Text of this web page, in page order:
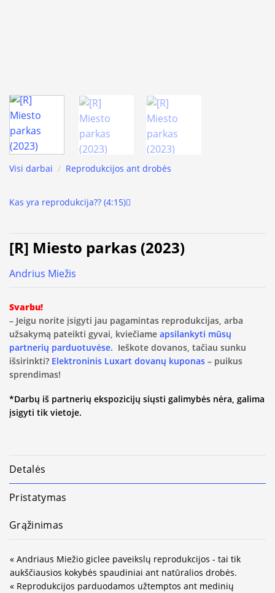
Visi darbai / Reprodukcijos ant drobės
Kas yra reprodukcija?? (4:15)
[R] Miesto parkas (2023)
Andrius Miežis
Svarbu!
– Jeigu norite įsigyti jau pagamintas reprodukcijas, arba
užsakymą pateikti gyvai, kviečiame apsilankyti mūsų
partnerių parduotuvėse. Ieškote dovanos, tačiau sunku
išsirinkti? Elektroninis Luxart dovanų kuponas – puikus
sprendimas!
*Darbų iš partnerių ekspozicijų siųsti galimybės nėra, galima
įsigyti tik vietoje.
Detalės
Pristatymas
Grąžinimas
« Andriaus Miežio giclee paveikslų reprodukcijos - tai tik
aukščiausios kokybės spaudiniai ant natūralios drobės.
« Reprodukcijos parduodamos užtemptos ant medinių